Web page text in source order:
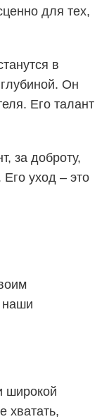
для тех,
в
Он
Его талант
за доброту,
Его уход – это
наши
широкой
хватать,